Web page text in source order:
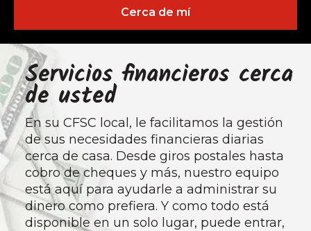
Cerca de mí
Servicios financieros cerca
de usted
En su CFSC local, le facilitamos la gestión
de sus necesidades financieras diarias
cerca de casa. Desde giros postales hasta
cobro de cheques y más, nuestro equipo
está aquí para ayudarle a administrar su
dinero como prefiera. Y como todo está
disponible en un solo lugar, puede entrar,